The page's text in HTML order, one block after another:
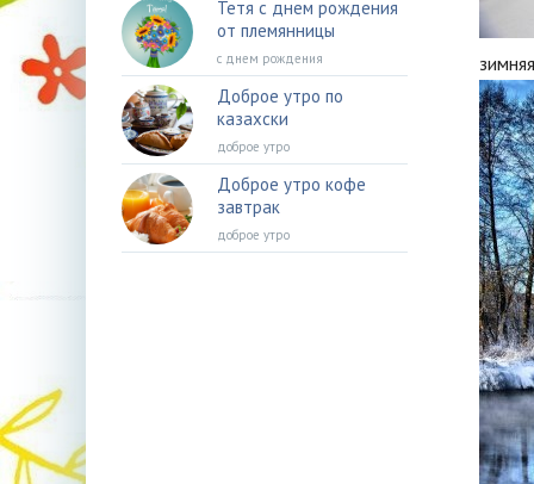
Тетя с днем рождения
от племянницы
с днем рождения
Доброе утро по
казахски
доброе утро
Доброе утро кофе
завтрак
доброе утро